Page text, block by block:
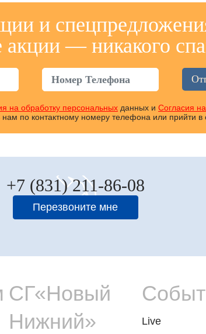
и
акции — никакого
на обработку персональных данных и Согласия
по контактному номеру телефона или прийти
+7 (831) 211-86-08
Перезвоните мне
СГ«Новый
Нижний»
Live